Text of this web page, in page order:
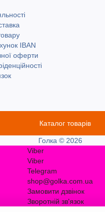
IBAN
оферти
Каталог товарів
Голка © 2026
Viber
Viber
Telegram
shop@golka.com.ua
Замовити дзвінок
Зворотній зв'язок